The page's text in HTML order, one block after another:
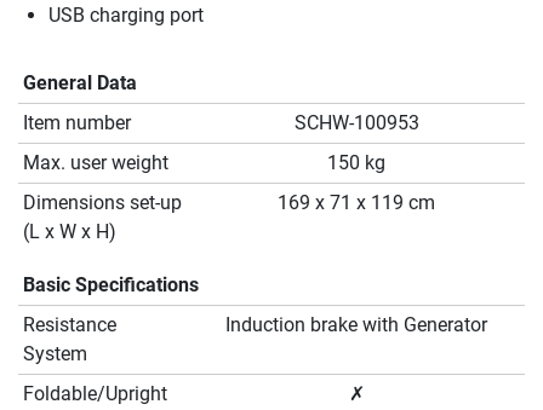
USB charging port
General Data
Item number
SCHW-100953
Max. user weight
150 kg
Dimensions set-up
(L x W x H)
169 x 71 x 119 cm
Basic Specifications
Resistance
System
Induction brake with Generator
Foldable/Upright
✗